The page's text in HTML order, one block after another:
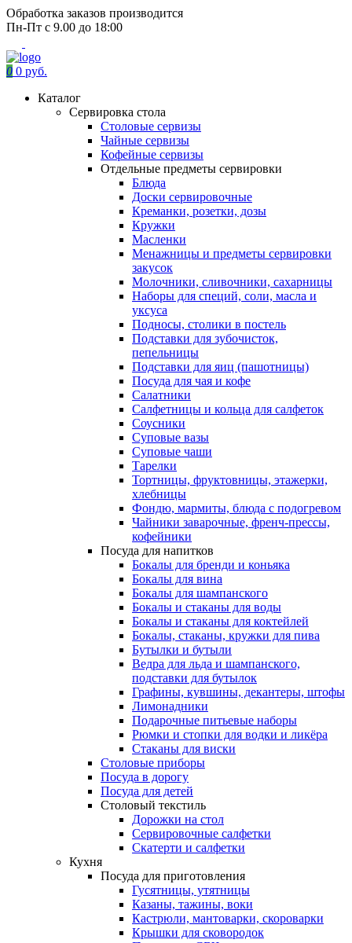
Обработка заказов производится
Пн-Пт с 9.00 до 18:00
0 0 руб.
Каталог
Сервировка стола
Столовые сервизы
Чайные сервизы
Кофейные сервизы
Отдельные предметы сервировки
Блюда
Доски сервировочные
Креманки, розетки, дозы
Кружки
Масленки
Менажницы и предметы сервировки
закусок
Молочники, сливочники, сахарницы
Наборы для специй, соли, масла и
уксуса
Подносы, столики в постель
Подставки для зубочисток,
пепельницы
Подставки для яиц (пашотницы)
Посуда для чая и кофе
Салатники
Салфетницы и кольца для салфеток
Соусники
Суповые вазы
Суповые чаши
Тарелки
Тортницы, фруктовницы, этажерки,
хлебницы
Фондю, мармиты, блюда с подогревом
Чайники заварочные, френч-прессы,
кофейники
Посуда для напитков
Бокалы для бренди и коньяка
Бокалы для вина
Бокалы для шампанского
Бокалы и стаканы для воды
Бокалы и стаканы для коктейлей
Бокалы, стаканы, кружки для пива
Бутылки и бутыли
Ведра для льда и шампанского,
подставки для бутылок
Графины, кувшины, декантеры, штофы
Лимонадники
Подарочные питьевые наборы
Рюмки и стопки для водки и ликёра
Стаканы для виски
Столовые приборы
Посуда в дорогу
Посуда для детей
Столовый текстиль
Дорожки на стол
Сервировочные салфетки
Скатерти и салфетки
Кухня
Посуда для приготовления
Гусятницы, утятницы
Казаны, тажины, воки
Кастрюли, мантоварки, скороварки
Крышки для сковородок